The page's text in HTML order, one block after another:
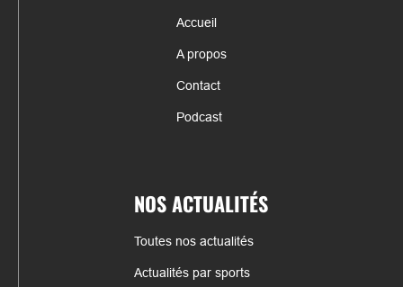
Accueil
A propos
Contact
Podcast
NOS ACTUALITÉS
Toutes nos actualités
Actualités par sports